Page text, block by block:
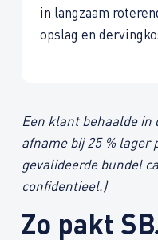
in langzaam
opslag en
Een klant behaalde in
afname bij 25 % lager
gevalideerde bundel
confidentieel.)
Zo pakt